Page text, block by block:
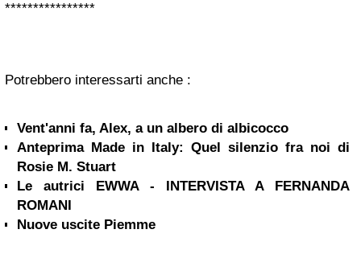
****************
Potrebbero interessarti anche :
Vent'anni fa, Alex, a un albero di albicocco
Anteprima Made in Italy: Quel silenzio fra noi di
Rosie M. Stuart
Le autrici EWWA - INTERVISTA A FERNANDA
ROMANI
Nuove uscite Piemme